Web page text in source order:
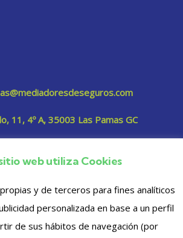
11, 4º A, 35003 Las Pamas GC
web utiliza Cookies
y de terceros para fines analíticos
personalizada en base a un perfil
de sus hábitos de navegación (por